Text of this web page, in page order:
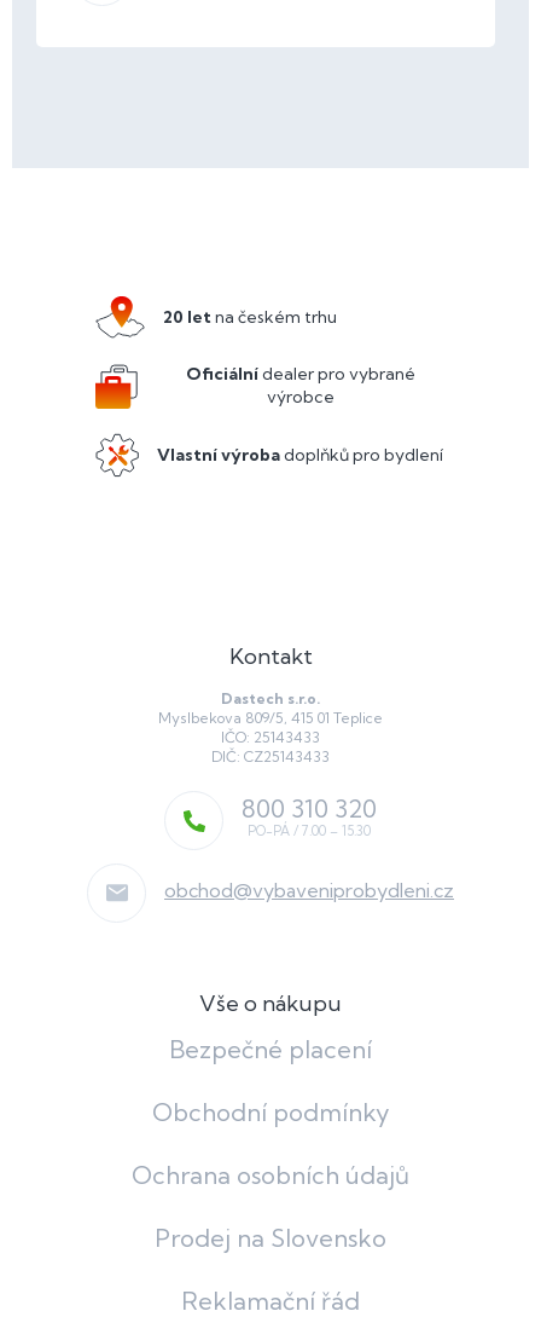
20 letna českém trhu
Oficiálnídealer pro vybrané
výrobce
Vlastní výrobadoplňků pro bydlení
Kontakt
Dastech s.r.o.
Myslbekova 809/5, 415 01 Teplice
IČO: 25143433
DIČ: CZ25143433
obchod@vybaveniprobydleni.cz
800 310 320
Vše o nákupu
Bezpečné placení
Obchodní podmínky
Ochrana osobních údajů
Prodej na Slovensko
Reklamační řád